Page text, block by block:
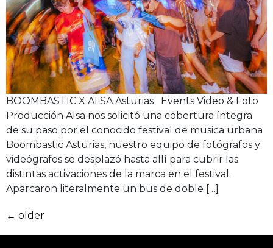
BOOMBASTIC X ALSA Asturias Events Video & Foto
Producción Alsa nos solicitó una cobertura íntegra
de su paso por el conocido festival de musica urbana
Boombastic Asturias, nuestro equipo de fotógrafos y
videógrafos se desplazó hasta allí para cubrir las
distintas activaciones de la marca en el festival.
Aparcaron literalmente un bus de doble […]
← older